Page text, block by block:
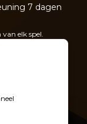
7 dagen
elk spel.